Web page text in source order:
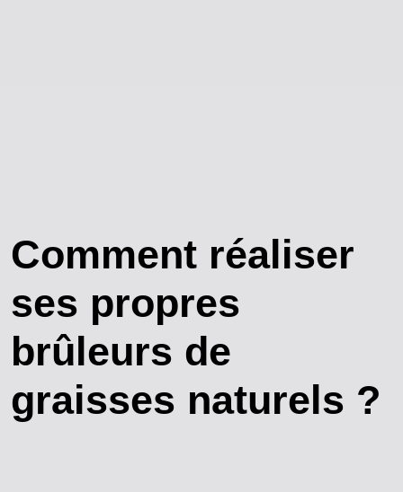
Comment réaliser
ses propres
brûleurs de
graisses naturels ?